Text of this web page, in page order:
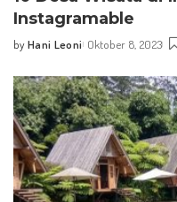
Instagramable
Posted
by Hani Leoni Oktober 8, 2023